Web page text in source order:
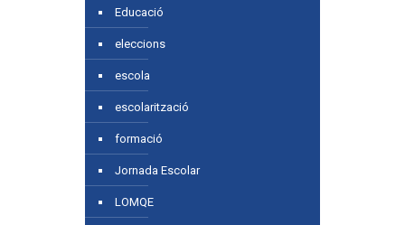
Educació
eleccions
escola
escolarització
formació
Jornada Escolar
LOMQE